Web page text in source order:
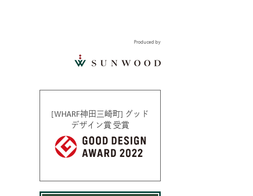
Produced by
[WHARF神田三崎町] グッド
デザイン賞 受賞